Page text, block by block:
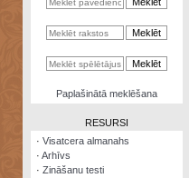
kalkulators
NomētātāsPaplašinātā meklēšana
RESURSI
· Visatcera almanahs
· Arhīvs
· Zināšanu testi